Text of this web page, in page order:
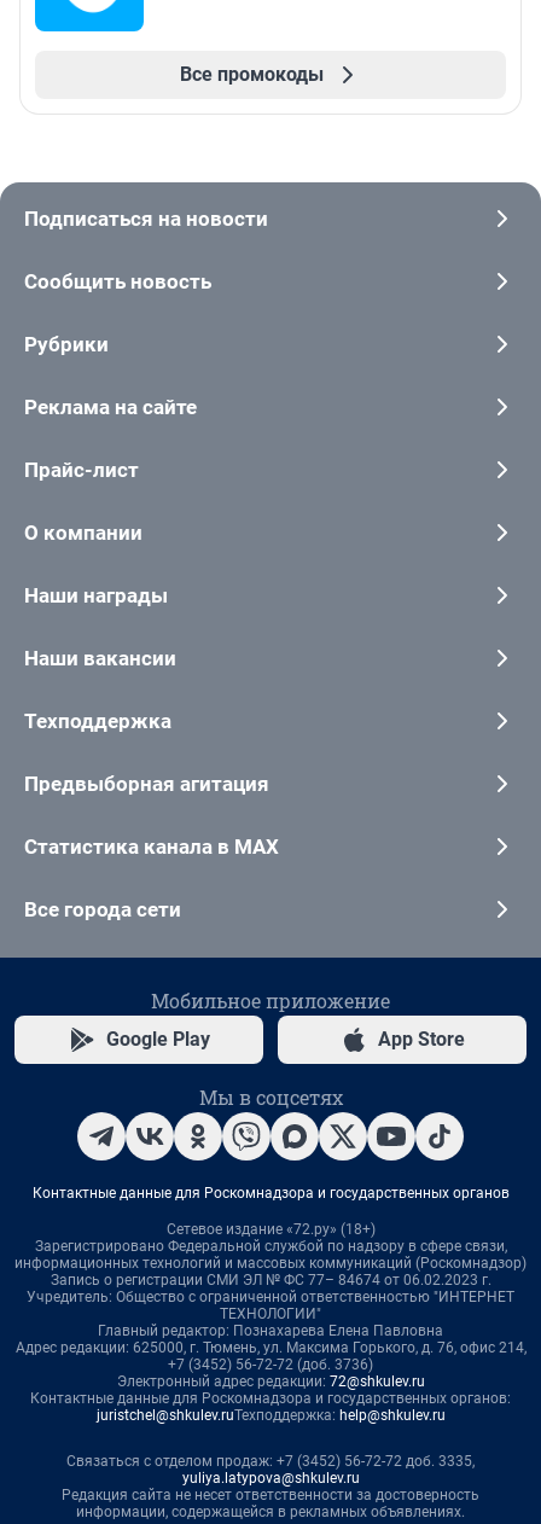
Все промокоды
Подписаться на новости
Сообщить новость
Рубрики
Реклама на сайте
Прайс-лист
О компании
Наши награды
Наши вакансии
Техподдержка
Предвыборная агитация
Статистика канала в MAX
Все города сети
Мобильное приложение
Google Play App Store
Мы в соцсетях
Контактные данные для Роскомнадзора и государственных органов
Сетевое издание «72.ру» (18+)
Зарегистрировано Федеральной службой по надзору в сфере связи,
информационных технологий и массовых коммуникаций (Роскомнадзор)
Запись о регистрации СМИ ЭЛ № ФС 77– 84674 от 06.02.2023 г.
Учредитель: Общество с ограниченной ответственностью "ИНТЕРНЕТ
ТЕХНОЛОГИИ"
Главный редактор: Познахарева Елена Павловна
Адрес редакции: 625000, г. Тюмень, ул. Максима Горького, д. 76, офис 214,
+7 (3452) 56-72-72 (доб. 3736)
Электронный адрес редакции: 72@shkulev.ru
Контактные данные для Роскомнадзора и государственных органов:
juristchel@shkulev.ruТехподдержка: help@shkulev.ru
Связаться с отделом продаж: +7 (3452) 56-72-72 доб. 3335,
yuliya.latypova@shkulev.ru
Редакция сайта не несет ответственности за достоверность
информации, содержащейся в рекламных объявлениях.